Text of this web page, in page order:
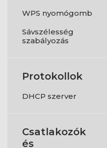
WPS nyomógomb
Sávszélesség
szabályozás
Protokollok
DHCP szerver
Csatlakozók
és